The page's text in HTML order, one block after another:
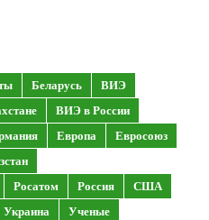
Беларусь
ВИЭ
ВИЭ в России
Европа
Евросоюз
Росатом Россия
США
Украина
Ученые